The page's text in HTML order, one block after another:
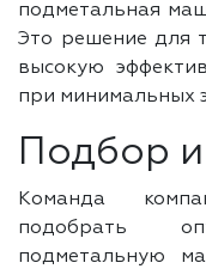
подметальная
Это решение для
высокую
при минимальных
Подбор
Команда
подобрать
подметальную